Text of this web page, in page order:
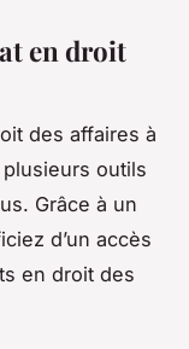
en droit
des affaires à
outils
Grâce à un
d’un accès
en droit des